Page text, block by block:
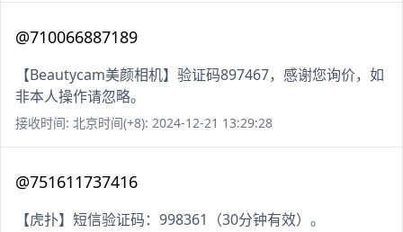
@710066887189
【Beautycam美颜相机】验证码897467，感谢您询价，如
非本人操作请忽略。
接收时间: 北京时间(+8): 2024-12-21 13:29:28
@751611737416
【虎扑】短信验证码：998361（30分钟有效）。